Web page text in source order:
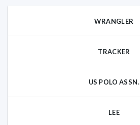
WRANGLER
TRACKER
US POLO ASSN.
LEE